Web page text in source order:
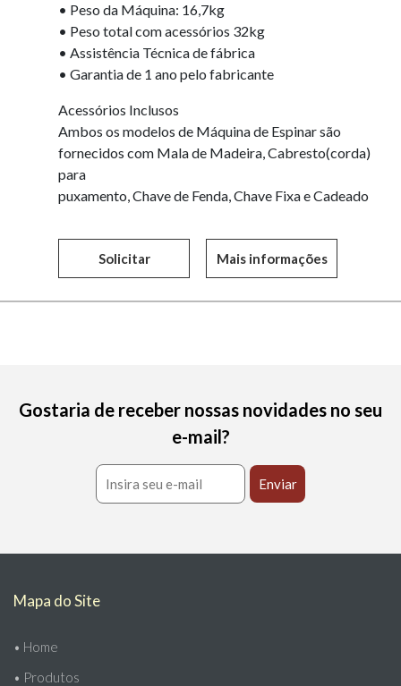
• Peso da Máquina: 16,7kg
• Peso total com acessórios 32kg
• Assistência Técnica de fábrica
• Garantia de 1 ano pelo fabricante
Acessórios Inclusos
Ambos os modelos de Máquina de Espinar são
fornecidos com Mala de Madeira, Cabresto(corda)
para
puxamento, Chave de Fenda, Chave Fixa e Cadeado
Solicitar Mais informações
Gostaria de receber nossas novidades no seu
e-mail?
Mapa do Site
• Home
• Produtos